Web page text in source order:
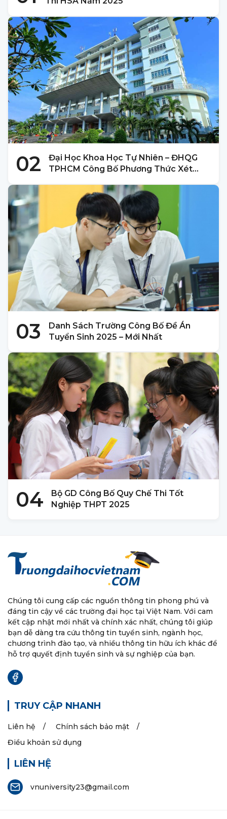
02
Đại Học Khoa Học Tự Nhiên – ĐHQG
TPHCM Công Bố Phương Thức Xét
03
Danh Sách Trường Công Bố Đề Án
Tuyển Sinh 2025 – Mới Nhất
04
Bộ GD Công Bố Quy Chế Thi Tốt
Nghiệp THPT 2025
Chúng tôi cung cấp các nguồn thông tin phong phú và
đáng tin cậy về các trường đại học tại Việt Nam. Với cam
kết cập nhật mới nhất và chính xác nhất, chúng tôi giúp
bạn dễ dàng tra cứu thông tin tuyển sinh, ngành học,
chương trình đào tạo, và nhiều thông tin hữu ích khác để
hỗ trợ quyết định tuyển sinh và sự nghiệp của bạn.
TRUY CẬP NHANH
Liên hệ
Chính sách bảo mật
Điều khoản sử dụng
LIÊN HỆ
vnuniversity23@gmail.com